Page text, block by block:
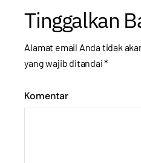
Tinggalkan
Alamat email Anda tidak
yang wajib ditandai*
Komentar